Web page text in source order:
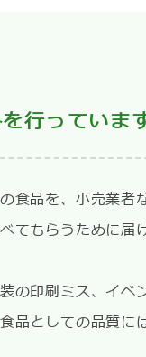
行っていま
食品を、小売業者
てもらうために届
の印刷ミス、イベ
品としての品質に